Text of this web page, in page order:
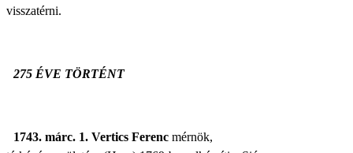
visszatérni.
275 ÉVE TÖRTÉNT
1743. márc. 1. Vertics Ferenc mérnök,